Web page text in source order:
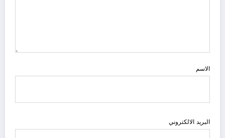
الاسم
البريد الالكتروني